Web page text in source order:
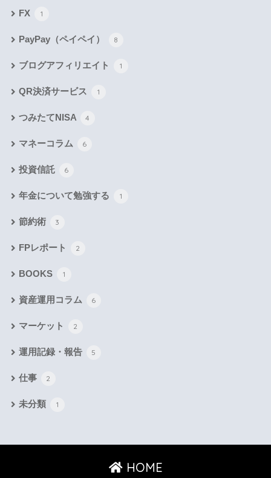
FX 1
PayPay（ペイペイ） 8
ブログアフィリエイト 1
QR決済サービス 1
つみたてNISA 4
マネーコラム 6
投資信託 6
年金について勉強する 1
節約術 3
FPレポート 2
BOOKS 1
資産運用コラム 6
マーケット 2
運用記録・報告 5
仕事 2
未分類 1
HOME